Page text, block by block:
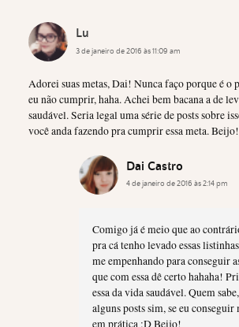
Lu
3 de janeiro de 2016 às 11:09 am
Adorei suas metas, Dai! Nunca faço porque é o
eu não cumprir, haha. Achei bem bacana a de
saudável. Seria legal uma série de posts sobre
você anda fazendo pra cumprir essa meta.
Dai Castro
4 de janeiro de 2016 às 2:14 pm
Comigo já é meio que ao
pra cá tenho levado essas
me empenhando para conseguir
que com essa dê certo hahaha!
essa da vida saudável. Quem
alguns posts sim, se eu
em prática :D Beijo!